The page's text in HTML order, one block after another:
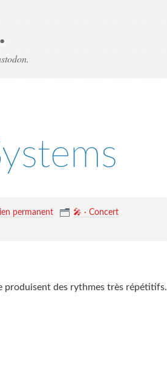
permanent
🎤 · Concert
produisent des rythmes très répétitifs.